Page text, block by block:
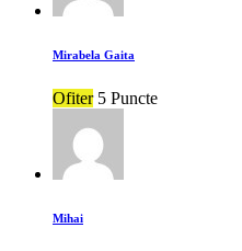
Mirabela Gaita
Ofiter 5 Puncte
Mihai